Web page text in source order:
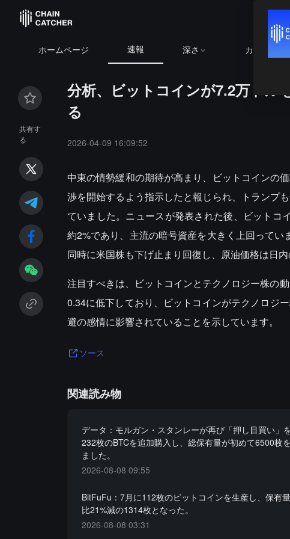
ホームページ 速報 深さ カレンダー
共有す
る
分析、ビットコインが7.2万ドル
る
2026-04-09 16:09:52
中東の情勢緩和の期待が高まり、ビットコインの
渉を開始するよう指示したと報じられ、トランプ
ていました。ニュースが発表された後、ビットコ
約2%であり、主流の暗号資産を大きく上回ってい
同時に米国株も下げ止まり回復し、原油価格は日内
注目すべきは、ビットコインとテクノロジー株の
0.34に低下しており、ビットコインがテクノロジ
避の感情に影響されていることを示しています。
ソース
関連読み物
データ：モルガン・スタンレーが再び「押し目買い」を
232枚のBTCを追加購入し、総保有量が初めて6500枚
ました。
2026-08-08 09:55
BitFuFu：7月に112枚のビットコインを生産し、保有
比21%減の1314枚となった。
2026-08-08 03:31